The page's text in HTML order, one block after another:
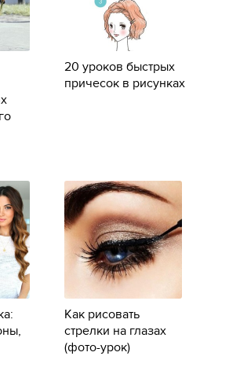
20 уроков быстрых
причесок в рисунках
Как рисовать
стрелки на глазах
(фото-урок)